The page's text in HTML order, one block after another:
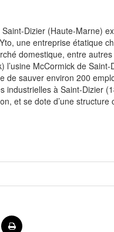
Dizier (Haute-Marne)
une entreprise étatique
domestique, entre
McCormick de
de sauver environ 200
à Saint-Dizier
et se dote d’une